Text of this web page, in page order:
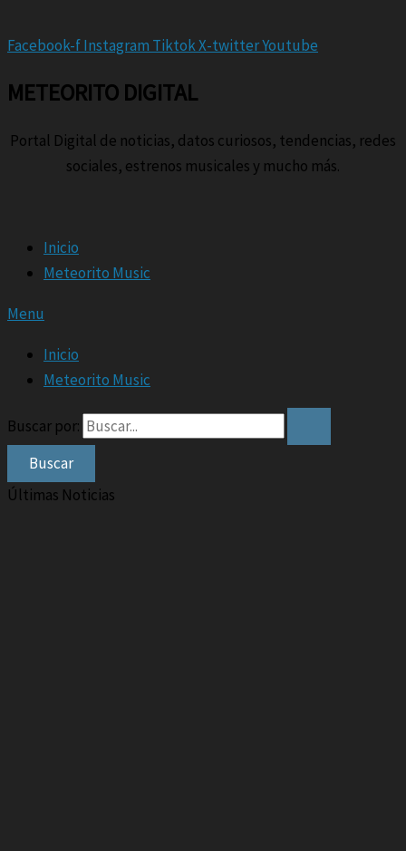
Facebook-fInstagram TiktokX-twitterYoutube
METEORITO DIGITAL
Portal Digital de noticias, datos curiosos, tendencias, redes
sociales, estrenos musicales y mucho más.
Inicio
Meteorito Music
Menu
Inicio
Meteorito Music
Buscar por:
Últimas Noticias